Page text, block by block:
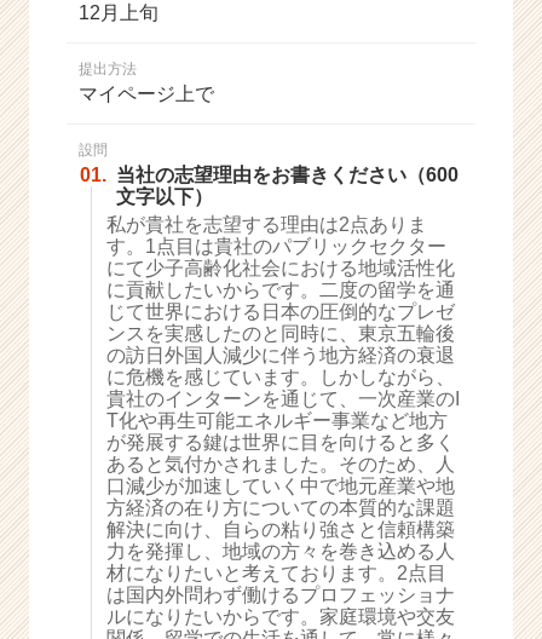
ス
ト
が
届
く
就
活
サ
イ
ト
チ
ア
キ
ャ
リ
ア
（C
h
e
e
12月上旬
提出方法
マイページ上で
設問
01. 当社の志望理由をお書きください（600
文字以下）
私が貴社を志望する理由は2点ありま
す。1点目は貴社のパブリックセクター
にて少子高齢化社会における地域活性化
に貢献したいからです。二度の留学を通
じて世界における日本の圧倒的なプレゼ
ンスを実感したのと同時に、東京五輪後
の訪日外国人減少に伴う地方経済の衰退
に危機を感じています。しかしながら、
貴社のインターンを通じて、一次産業のI
T化や再生可能エネルギー事業など地方
が発展する鍵は世界に目を向けると多く
あると気付かされました。そのため、人
口減少が加速していく中で地元産業や地
方経済の在り方についての本質的な課題
解決に向け、自らの粘り強さと信頼構築
力を発揮し、地域の方々を巻き込める人
材になりたいと考えております。2点目
は国内外問わず働けるプロフェッショナ
ルになりたいからです。家庭環境や交友